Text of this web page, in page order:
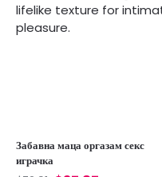
Забавна маца оргазам секс
играчка